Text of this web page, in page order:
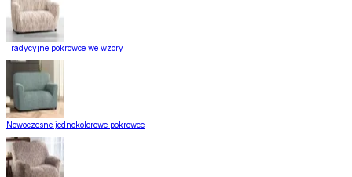
Tradycyjne pokrowce we wzory
Nowoczesne jednokolorowe pokrowce